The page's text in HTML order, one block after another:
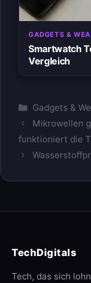
GADGETS &
Smartwatch
Vergleich
Kategorien
Gadgets &
Mikrowellen
funktioniert die
TechDigitals
Tech, das sich